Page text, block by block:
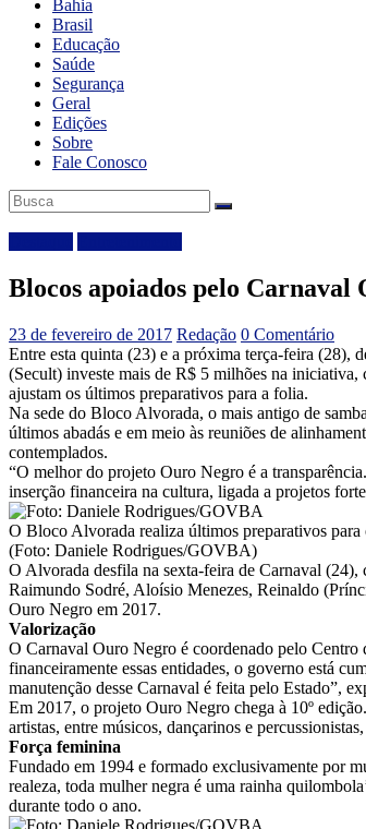
Bahia
Brasil
Educação
Saúde
Segurança
Geral
Edições
Sobre
Fale Conosco
Blocos apoiados pelo Carnaval
23 de fevereiro de 2017 Redação 0 Comentário
Entre esta quinta (23) e a próxima terça-feira (28),
(Secult) investe mais de R$ 5 milhões na iniciativa,
ajustam os últimos preparativos para a folia.
Na sede do Bloco Alvorada, o mais antigo de
últimos abadás e em meio às reuniões de
contemplados.
“O melhor do projeto Ouro Negro é a
inserção financeira na cultura, ligada a projetos
O Bloco Alvorada realiza últimos preparativos para
(Foto: Daniele Rodrigues/GOVBA)
O Alvorada desfila na sexta-feira de Carnaval (24),
Raimundo Sodré, Aloísio Menezes, Reinaldo
Ouro Negro em 2017.
Valorização
O Carnaval Ouro Negro é coordenado pelo Centro
financeiramente essas entidades, o governo está
manutenção desse Carnaval é feita pelo Estado”,
Em 2017, o projeto Ouro Negro chega à 10º
artistas, entre músicos, dançarinos e
Força feminina
Fundado em 1994 e formado exclusivamente por
realeza, toda mulher negra é uma rainha
durante todo o ano.